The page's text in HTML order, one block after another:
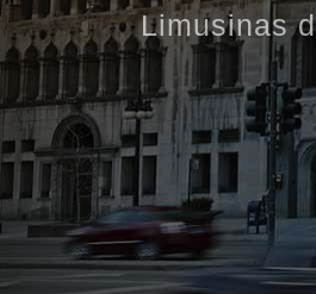
Limusinas